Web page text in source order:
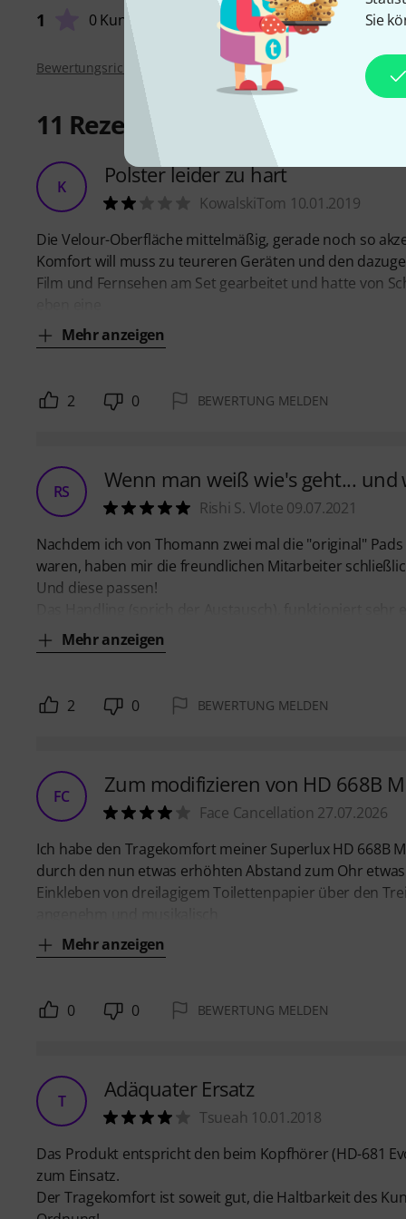
Sie
1 0 Kunden
Bewertungsrichtlinien
11 Rezensionen
K Polster leider zu hart
KowalskiTom 10.01.2019
Die Velour-Oberfläche mittelmäßig, gerade noch so
Komfort will muss zu teureren Geräten und den
Film und Fernsehen am Set gearbeitet und hatte von
Mehr anzeigen
2 0 BEWERTUNG MELDEN
RS Wenn man weiß wie's geht... und
Rishi S. Vlote 09.07.2021
Nachdem ich von Thomann zwei mal die "original"
waren, haben mir die freundlichen Mitarbeiter
Und diese passen!
Mehr anzeigen
2 0 BEWERTUNG MELDEN
FC Zum modifizieren von HD 668B
Face Cancellation 27.07.2026
Ich habe den Tragekomfort meiner Superlux HD 668B
durch den nun etwas erhöhten Abstand zum Ohr
Einkleben von dreilagigem Toilettenpapier über den
Mehr anzeigen
0 0 BEWERTUNG MELDEN
T Adäquater Ersatz
Tsueah 10.01.2018
Das Produkt entspricht den beim Kopfhörer (HD-681
zum Einsatz.
Der Tragekomfort ist soweit gut, die Haltbarkeit des